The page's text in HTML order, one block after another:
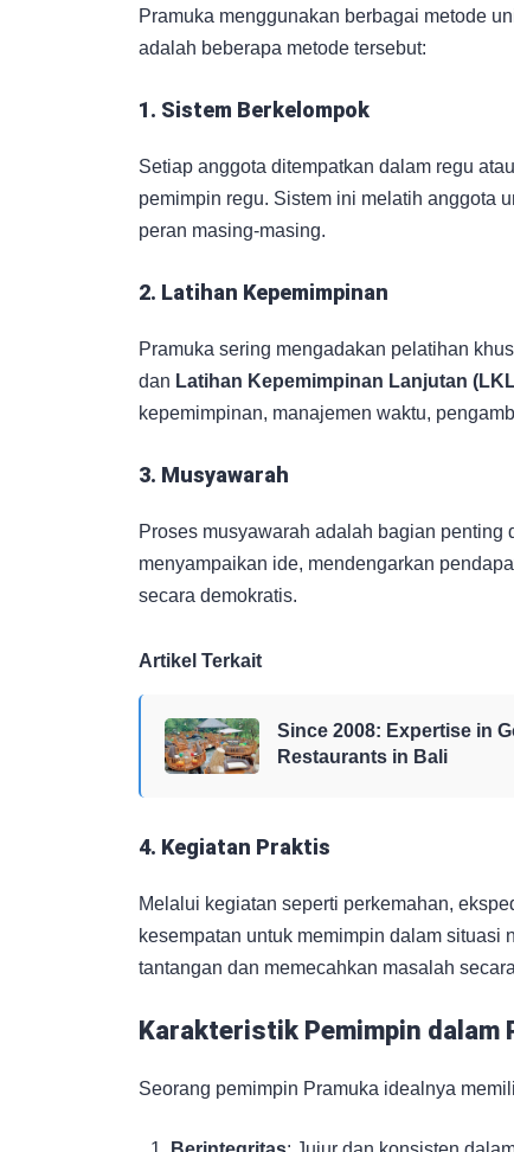
Pramuka menggunakan berbagai metode
adalah beberapa metode tersebut:
1. Sistem Berkelompok
Setiap anggota ditempatkan dalam regu
pemimpin regu. Sistem ini melatih anggota
peran masing-masing.
2. Latihan Kepemimpinan
Pramuka sering mengadakan pelatihan
dan Latihan Kepemimpinan Lanjutan
kepemimpinan, manajemen waktu,
3. Musyawarah
Proses musyawarah adalah bagian penting
menyampaikan ide, mendengarkan
secara demokratis.
Artikel Terkait
Since 2008: Expertise in
Restaurants in Bali
4. Kegiatan Praktis
Melalui kegiatan seperti perkemahan,
kesempatan untuk memimpin dalam situasi
tantangan dan memecahkan masalah
Karakteristik Pemimpin dalam
Seorang pemimpin Pramuka idealnya